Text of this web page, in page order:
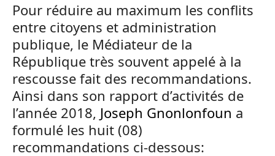
Pour réduire au maximum les conflits
entre citoyens et administration
publique, le Médiateur de la
République très souvent appelé à la
rescousse fait des recommandations.
Ainsi dans son rapport d’activités de
l’année 2018, Joseph Gnonlonfoun a
formulé les huit (08)
recommandations ci-dessous: